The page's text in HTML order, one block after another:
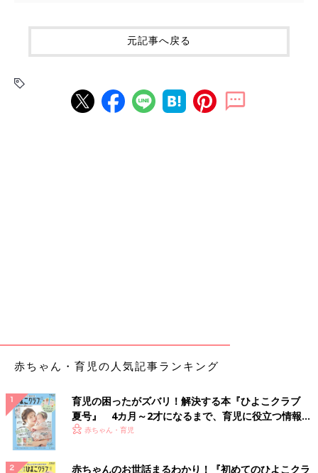
元記事へ戻る
赤ちゃん・育児の人気記事ランキング
育児の困ったがズバリ！解決する本『ひよこクラブ
夏号』 4カ月～2才になるまで、育児に役立つ情報が
いっぱい！
赤ちゃん・育児
赤ちゃんのお世話まるわかり！『初めてのひよこクラ